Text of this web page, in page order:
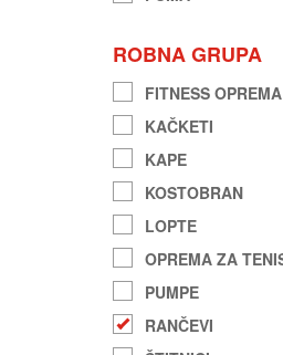
ROBNA GRUPA
FITNESS OPREMA
KAČKETI
KAPE
KOSTOBRAN
LOPTE
OPREMA ZA
PUMPE
RANČEVI